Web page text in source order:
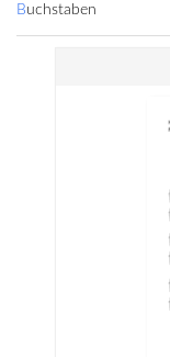
Buchstaben